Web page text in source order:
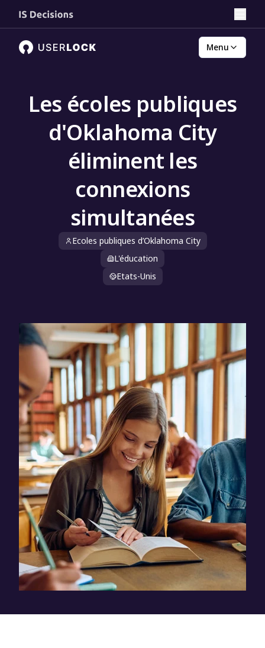
Menu
Les écoles publiques
d'Oklahoma City
éliminent les
connexions
simultanées
Ecoles publiques d’Oklahoma City
L'éducation
Etats-Unis